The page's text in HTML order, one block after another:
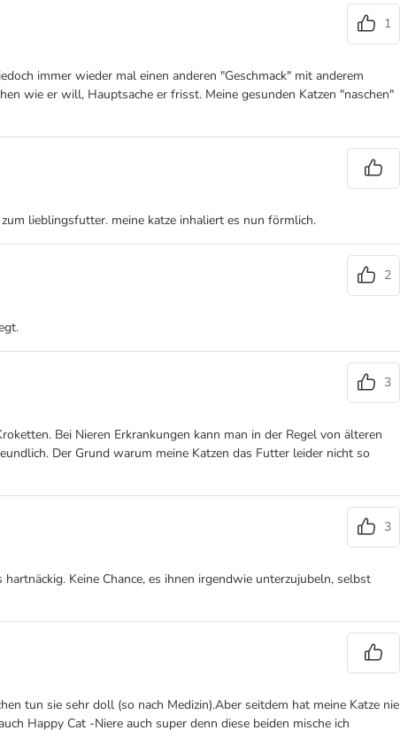
1
immer wieder mal einen anderen "Geschmack" mit anderem
wie er will, Hauptsache er frisst. Meine gesunden Katzen "naschen"
lieblingsfutter. meine katze inhaliert es nun förmlich.
2
3
Bei Nieren Erkrankungen kann man in der Regel von älteren
Der Grund warum meine Katzen das Futter leider nicht so
3
Keine Chance, es ihnen irgendwie unterzujubeln, selbst
tun sie sehr doll (so nach Medizin).Aber seitdem hat meine Katze nie
Happy Cat -Niere auch super denn diese beiden mische ich